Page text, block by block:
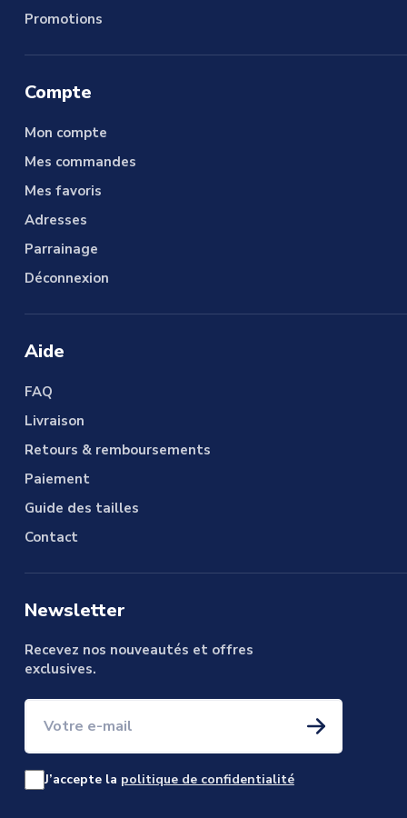
Promotions
Compte
Mon compte
Mes commandes
Mes favoris
Adresses
Parrainage
Déconnexion
Aide
FAQ
Livraison
Retours & remboursements
Paiement
Guide des tailles
Contact
Newsletter
Recevez nos nouveautés et offres
exclusives.
Votre e-mail
J’accepte la politique de confidentialité